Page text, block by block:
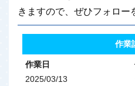
きますので、ぜひフォロー
作業
作業日
2025/03/13